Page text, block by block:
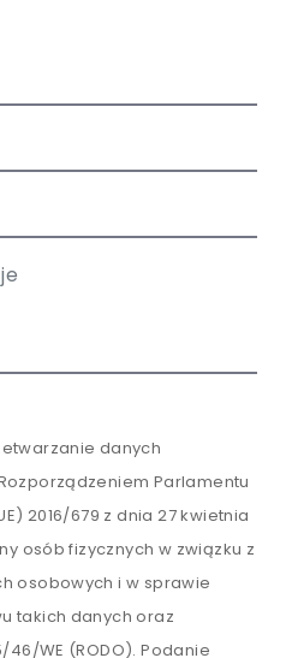
danych
Parlamentu
2016/679 z dnia 27 kwietnia
osób fizycznych w związku z
osobowych i w sprawie
takich danych oraz
WE (RODO). Podanie